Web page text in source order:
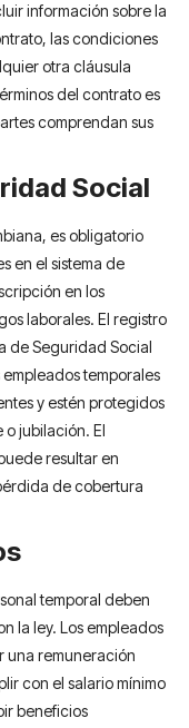
información sobre la
las condiciones
otra cláusula
del contrato es
comprendan sus
Social
es obligatorio
en el sistema de
en los
laborales. El registro
de Seguridad Social
temporales
y estén protegidos
jubilación. El
resultar en
de cobertura
temporal deben
la ley. Los empleados
una remuneración
con el salario mínimo
beneficios